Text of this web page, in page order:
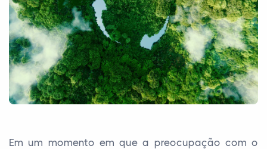
Em um momento em que a preocupação com o